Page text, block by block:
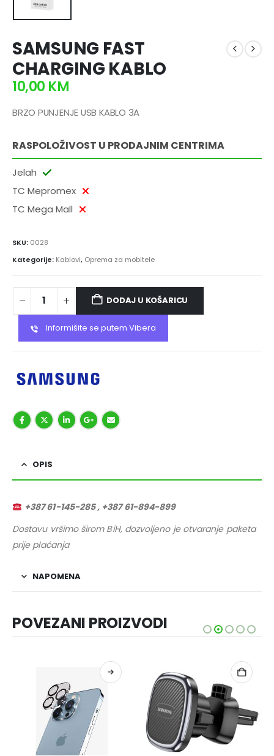
SAMSUNG FAST
CHARGING KABLO
10,00 KM
BRZO PUNJENJE USB KABLO 3A
RASPOLOŽIVOST U PRODAJNIM CENTRIMA
Jelah
TC Mepromex
TC Mega Mall
SKU: 0028
Kategorije: Kablovi, Oprema za mobitele
DODAJ U KOŠARICU
Informišite se putem Vibera
OPIS
+387 61-145-285 , +387 61-894-899
Dostavu vršimo širom BiH, dozvoljeno je otvaranje paketa
prije plaćanja
NAPOMENA
POVEZANI PROIZVODI